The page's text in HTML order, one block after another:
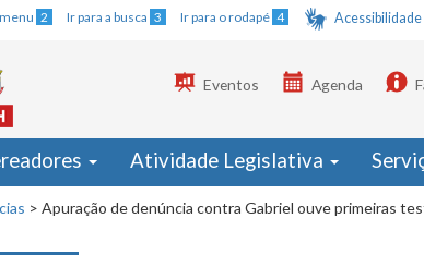
2 Ir para a busca 3 Ir para o rodapé 4 Acessibilidade
Eventos Agenda
Atividade Legislativa
> Apuração de denúncia contra Gabriel ouve primeiras